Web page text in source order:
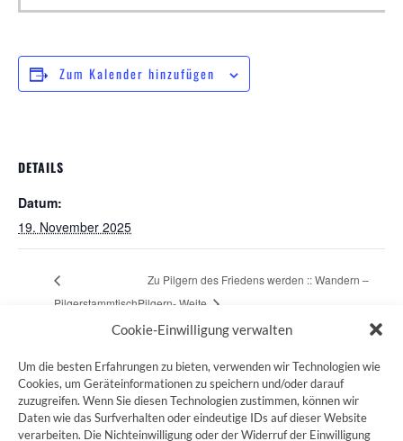
Cookie-Einwilligung verwalten
Um die besten Erfahrungen zu bieten, verwenden wir Technologien wie
Cookies, um Geräteinformationen zu speichern und/oder darauf
zuzugreifen. Wenn Sie diesen Technologien zustimmen, können wir
Daten wie das Surfverhalten oder eindeutige IDs auf dieser Website
verarbeiten. Die Nichteinwilligung oder der Widerruf der Einwilligung
Zum Kalender hinzufügen
DETAILS
Datum:
19. November 2025
Pilgerstammtisch
Zu Pilgern des Friedens werden :: Wandern –
Pilgern- Weite
ZUM JAKOBSWEG SHOP